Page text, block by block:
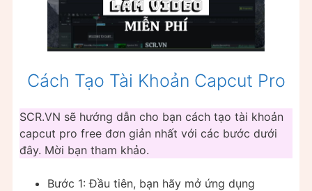
Cách Tạo Tài Khoản Capcut Pro
SCR.VN sẽ hướng dẫn cho bạn cách tạo tài khoản
capcut pro free đơn giản nhất với các bước dưới
đây. Mời bạn tham khảo.
Bước 1: Đầu tiên, bạn hãy mở ứng dụng